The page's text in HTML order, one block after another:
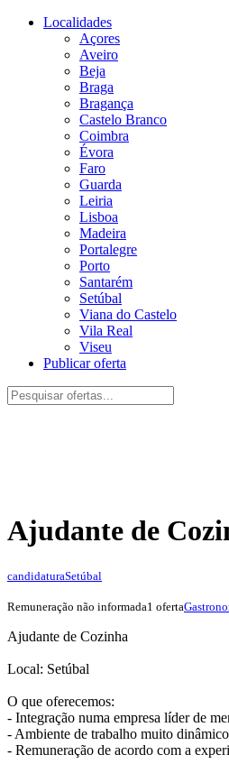
Localidades
Açores
Aveiro
Beja
Braga
Bragança
Castelo Branco
Coimbra
Évora
Faro
Guarda
Leiria
Lisboa
Madeira
Portalegre
Porto
Santarém
Setúbal
Viana do Castelo
Vila Real
Viseu
Publicar oferta
Ajudante de
candidaturaSetúbal
Remuneração não informada1 oferta
Ajudante de Cozinha
Local: Setúbal
O que oferecemos:
- Integração numa empresa líder de
- Ambiente de trabalho muito
- Remuneração de acordo com a